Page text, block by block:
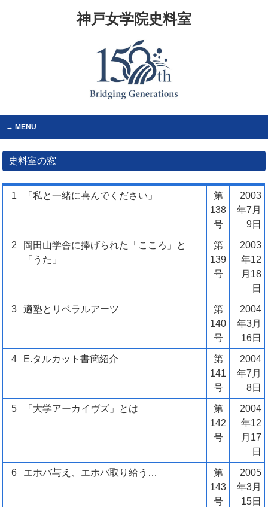
神戸女学院史料室
MENU
史料室の窓
1 「私と一緒に喜んでください」
第
138
号
2003
年7月
9日
2
岡田山学舎に捧げられた「こころ」と
「うた」
第
139
号
2003
年12
月18
日
3 適塾とリベラルアーツ
第
140
号
2004
年3月
16日
4 E.タルカット書簡紹介
第
141
号
2004
年7月
8日
5 「大学アーカイヴズ」とは
第
142
号
2004
年12
月17
日
6 エホバ与え、エホバ取り給う…
第
143
号
2005
年3月
15日